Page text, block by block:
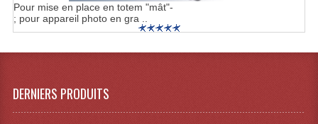
Pour mise en place en totem "mât"-
; pour appareil photo en gra ..
DERNIERS PRODUITS